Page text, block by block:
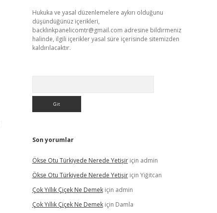
Hukuka ve yasal düzenlemelere aykırı olduğunu
düşündüğünüz içerikleri,
backlinkpanelicomtr@gmail.com adresine bildirmeniz
halinde, ilgili içerikler yasal süre içerisinde sitemizden
kaldırılacaktır.
Son yorumlar
Ökse Otu Türkiyede Nerede Yetişiriçin admin
Ökse Otu Türkiyede Nerede Yetişiriçin Yiğitcan
Çok Yıllık Çiçek Ne Demekiçin admin
Çok Yıllık Çiçek Ne Demekiçin Damla